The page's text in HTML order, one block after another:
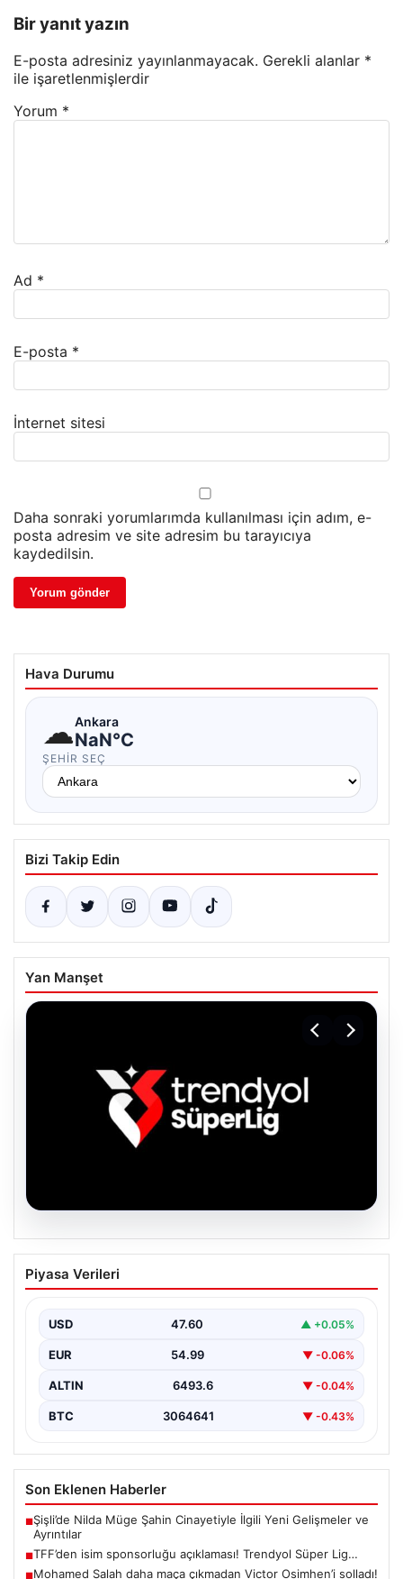
Bir yanıt yazın
E-posta adresiniz yayınlanmayacak. Gerekli alanlar *
ile işaretlenmişlerdir
Yorum *
Ad *
E-posta *
İnternet sitesi
Daha sonraki yorumlarımda kullanılması için adım, e-
posta adresim ve site adresim bu tarayıcıya
kaydedilsin.
Hava Durumu
☁Ankara
NaN°C
ŞEHIR SEÇ
Bizi Takip Edin
Yan Manşet
06.08.2026
TFF’den isim sponsorluğu açıklaması!
Trendyol Süper Lig…
Piyasa Verileri
USD 47.60 ▲ +0.05%
EUR 54.99 ▼ -0.06%
ALTIN 6493.6 ▼ -0.04%
BTC 3064641 ▼ -0.43%
Son Eklenen Haberler
■Şişli’de Nilda Müge Şahin Cinayetiyle İlgili Yeni Gelişmeler ve
Ayrıntılar
■TFF’den isim sponsorluğu açıklaması! Trendyol Süper Lig…
■Mohamed Salah daha maça çıkmadan Victor Osimhen’i solladı!